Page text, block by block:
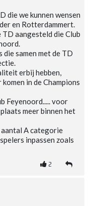
die we kunnen wensen
en Rotterdammert.
TD aangesteld die Club
die samen met de TD
erbij hebben,
in de Champions
Feyenoord..... voor
meer binnen het
aantal A categorie
inpassen zoals
2